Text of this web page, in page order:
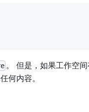
。 但是，如果工作空
何内容。